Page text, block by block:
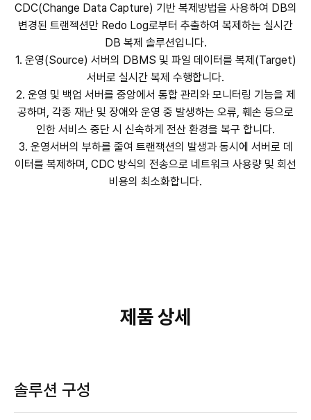
CDC(Change Data Capture) 기반 복제방법을 사용하여 DB의
변경된 트랜젝션만 Redo Log로부터 추출하여 복제하는 실시간
DB 복제 솔루션입니다.
1. 운영(Source) 서버의 DBMS 및 파일 데이터를 복제(Target)
서버로 실시간 복제 수행합니다.
2. 운영 및 백업 서버를 중앙에서 통합 관리와 모니터링 기능을 제
공하며, 각종 재난 및 장애와 운영 중 발생하는 오류, 훼손 등으로
인한 서비스 중단 시 신속하게 전산 환경을 복구 합니다.
3. 운영서버의 부하를 줄여 트랜잭션의 발생과 동시에 서버로 데
이터를 복제하며, CDC 방식의 전송으로 네트워크 사용량 및 회선
비용의 최소화합니다.
제품 상세
솔루션 구성